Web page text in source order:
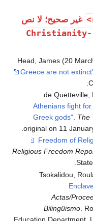
غير صحيح؛ لا نص
Christianity-
Head, James (20
Greece are not
.
de
Athenians fight
Greek gods" The
original on 11
.
Religious Freedom
.
Tsokalidou,
Actas/
Bilingüismo .
Education Department,